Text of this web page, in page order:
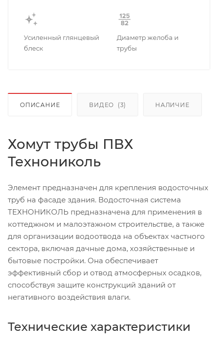
Усиленный глянцевый
блеск
Диаметр желоба и
трубы
ОПИСАНИЕ ВИДЕО (3) НАЛИЧИЕ
Хомут трубы ПВХ
Технониколь
Элемент предназначен для крепления водосточных
труб на фасаде здания. Водосточная система
ТЕХНОНИКОЛЬ предназначена для применения в
коттеджном и малоэтажном строительстве, а также
для организации водоотвода на объектах частного
сектора, включая дачные дома, хозяйственные и
бытовые постройки. Она обеспечивает
эффективный сбор и отвод атмосферных осадков,
способствуя защите конструкций зданий от
негативного воздействия влаги.
Технические характеристики